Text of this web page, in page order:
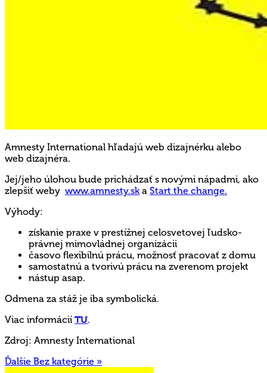
Amnesty International hľadajú web dizajnérku alebo
web dizajnéra.
Jej/jeho úlohou bude prichádzať s novými nápadmi, ako
zlepšiť weby www.amnesty.ska Start the change.
Výhody:
získanie praxe v prestížnej celosvetovej ľudsko-
právnej mimovládnej organizácii
časovo flexibilnú prácu, možnosť pracovať z domu
samostatnú a tvorivú prácu na zverenom projekt
nástup asap.
Odmena za stáž je iba symbolická.
Viac informácií TU.
Zdroj: Amnesty International
Ďalšie Bez kategórie »